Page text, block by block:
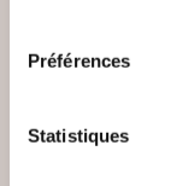
Préférences
Statistiques
CE QUE J'AI
Histoire &